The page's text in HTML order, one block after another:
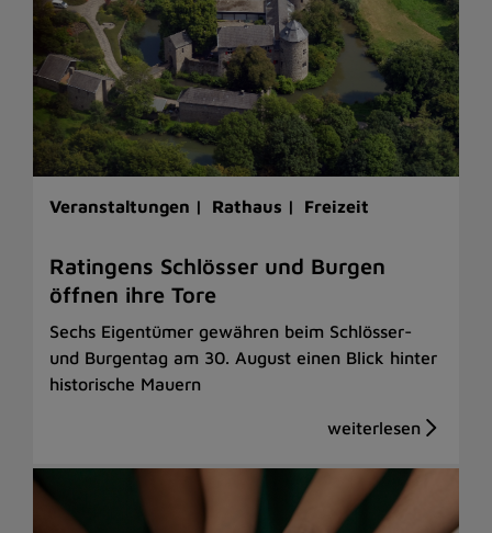
Veranstaltungen | Rathaus | Freizeit
Ratingens Schlösser und Burgen
öffnen ihre Tore
Sechs Eigentümer gewähren beim Schlösser-
und Burgentag am 30. August einen Blick hinter
historische Mauern